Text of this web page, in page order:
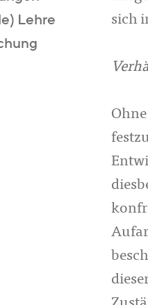
Lehre
sich